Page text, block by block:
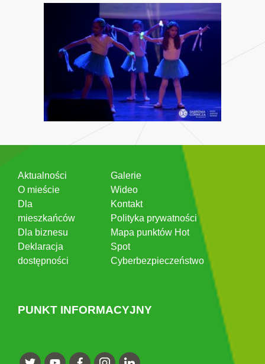
Aktualności
O mieście
Dla
mieszkańców
Dla biznesu
Deklaracja
dostępności
Galerie
Wideo
Kontakt
Polityka prywatności
Mapa punktów Hot
Spot
Cyberbezpieczeństwo
PUNKT INFORMACYJNY